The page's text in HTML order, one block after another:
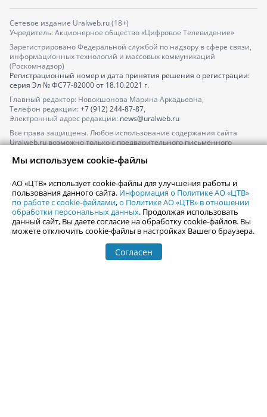
Сетевое издание Uralweb.ru (18+)
Учредитель: Акционерное общество «Цифровое Телевидение»
Зарегистрировано Федеральной службой по надзору в сфере связи,
информационных технологий и массовых коммуникаций
(Роскомнадзор)
Регистрационный номер и дата принятия решения о регистрации:
серия Эл № ФС77-82000от 18.10.2021 г.
Главный редактор: Новокшонова Марина Аркадьевна,
Телефон редакции: +7 (912) 244-87-87,
Электронный адрес редакции: news@uralweb.ru
Все права защищены. Любое использование содержания сайта
Uralweb.ru возможно только с предварительного письменного
По вопросам размещения рекламы обращайтесь по тел.
По вопросам размещения информации в разделе «Афиша»
afisha@uralweb.ru
Пользовательское соглашение на использование сайта
Политика АО «ЦТВ» в отношении обработки персональных данных
Мы используем cookie-файлы
АО «ЦТВ» использует cookie-файлы для улучшения работы и
пользования данного сайта. Информация о Политике АО «ЦТВ»
по работе с cookie-файлами,о Политике АО «ЦТВ» в отношении
обработки персональных данных. Продолжая использовать
данный сайт, Вы даете согласие на обработку cookie-файлов. Вы
можете отключить cookie-файлы в настройках Вашего браузера.
Согласен